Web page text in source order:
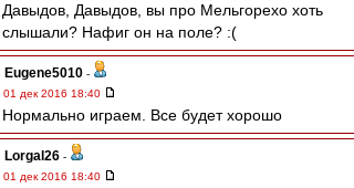
Давыдов, Давыдов, вы про Мельгорехо хоть
слышали? Нафиг он на поле? :(
Eugene5010 -
01 дек 2016 18:40
Нормально играем. Все будет хорошо
Lorgal26 -
01 дек 2016 18:40